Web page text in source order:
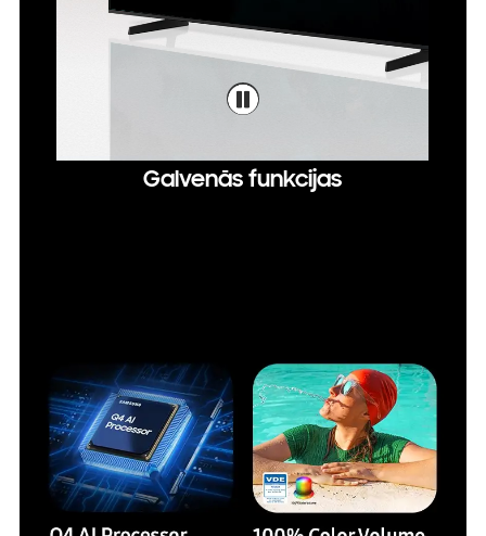
Galvenās funkcijas